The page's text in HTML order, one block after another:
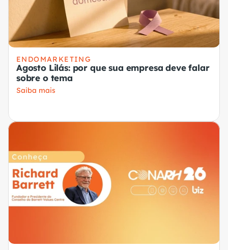
ENDOMARKETING
Agosto Lilás: por que sua empresa deve falar
sobre o tema
Saiba mais